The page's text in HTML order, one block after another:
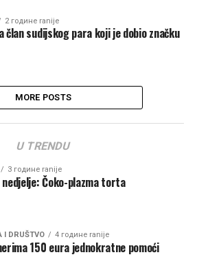
2 године ranije
član sudijskog para koji je dobio značku
MORE POSTS
U TRENDU
3 године ranije
Čoko-plazma torta
I DRUŠTVO 4 године ranije
150 eura jednokratne pomoći